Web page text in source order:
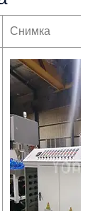
Снимка